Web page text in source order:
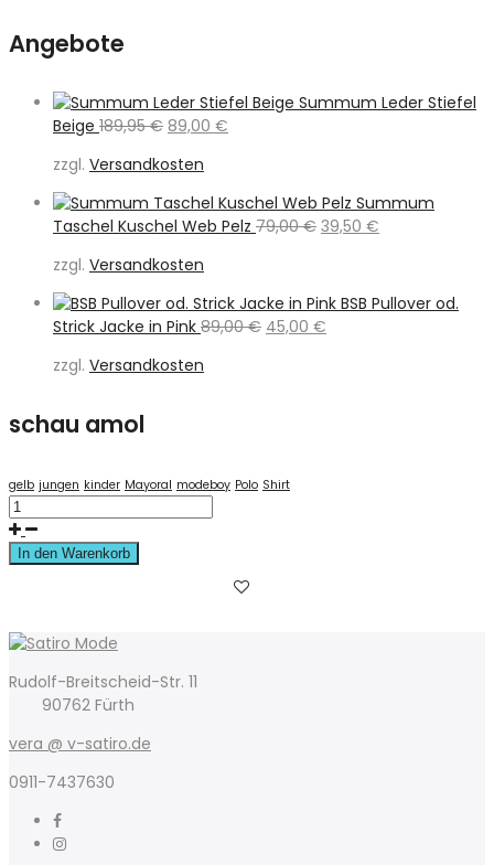
Angebote
Summum Leder Stiefel
Beige 189,95€ Ursprünglicher
war:
189,95 €
89,00 €
89,00 €.
zzgl. Versandkosten
Summum
Taschel Kuschel Web Pelz 79,00€ Ursprünglicher
79,00 €
39,50 €
39,50 €.
zzgl. Versandkosten
BSB Pullover od.
Strick Jacke in Pink 89,00€ Ursprünglicher
45,00 €
zzgl. Versandkosten
schau amol
gelb jungen kinder Mayoral modeboy Polo Shirt
In den Warenkorb
Rudolf-Breitscheid-Str. 11
90762 Fürth
vera @ v-satiro.de
0911-7437630